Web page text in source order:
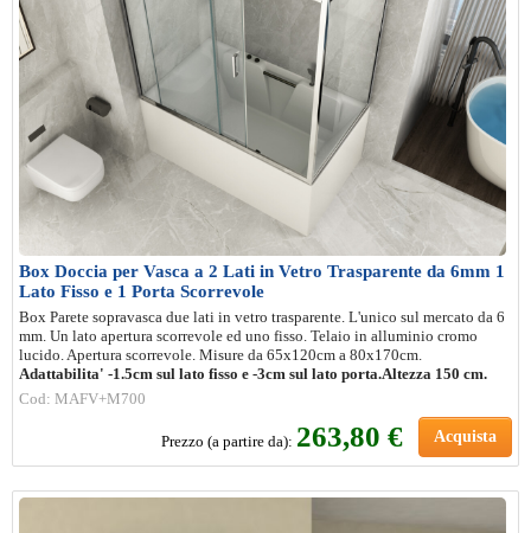
Box Doccia per Vasca a 2 Lati in Vetro Trasparente da 6mm 1
Lato Fisso e 1 Porta Scorrevole
Box Parete sopravasca due lati in vetro trasparente. L'unico sul mercato da 6
mm. Un lato apertura scorrevole ed uno fisso. Telaio in alluminio cromo
lucido. Apertura scorrevole. Misure da 65x120cm a 80x170cm.
Adattabilita' -1.5cm sul lato fisso e -3cm sul lato porta.Altezza 150 cm.
Cod: MAFV+M700
Prezzo (a partire da): 263,80 € Acquista